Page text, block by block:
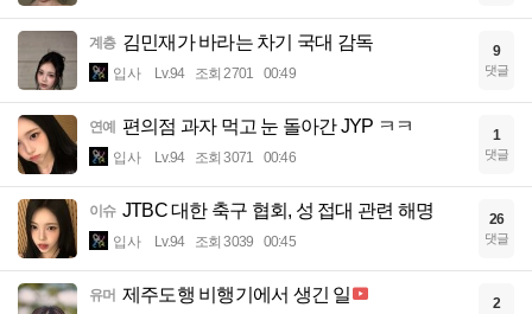
계층 김민재가 바라는 차기 국대 감독
입사 Lv.94 조회 2701 00:49
9
댓글
연예 편의점 과자 먹고 눈 돌아간 JYP ㅋㅋ
입사 Lv.94 조회 3071 00:46
1
댓글
이슈 JTBC 대한 축구 협회, 성 접대 관련 해명
입사 Lv.94 조회 3039 00:45
26
댓글
유머 제주도행 비행기에서 생긴 일 2